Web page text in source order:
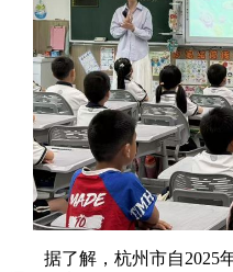
据了解，杭州市自2025